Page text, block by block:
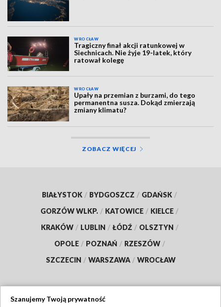
WROCŁAW
Tragiczny finał akcji ratunkowej w
Siechnicach. Nie żyje 19-latek, który
ratował kolegę
WROCŁAW
Upały na przemian z burzami, do tego
permanentna susza. Dokąd zmierzają
zmiany klimatu?
ZOBACZ WIĘCEJ
BIAŁYSTOK / BYDGOSZCZ / GDAŃSK /
GORZÓW WLKP. / KATOWICE / KIELCE /
KRAKÓW / LUBLIN / ŁÓDŹ / OLSZTYN /
OPOLE / POZNAŃ / RZESZÓW /
SZCZECIN / WARSZAWA / WROCŁAW
Szanujemy Twoją prywatność